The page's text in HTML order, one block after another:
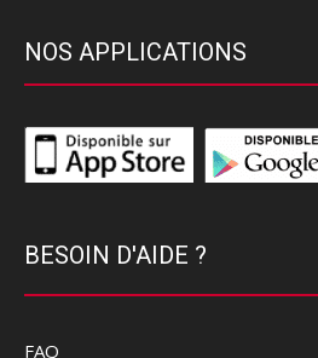
NOS APPLICATIONS
BESOIN D'AIDE ?
FAQ